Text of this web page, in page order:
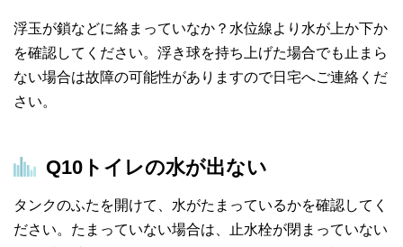
浮玉が鎖などに絡まっていなか？水位線より水が上か下か
を確認してください。浮き球を持ち上げた場合でも止まら
ない場合は故障の可能性がありますので日宅へご連絡くだ
さい。
Q10 トイレの水が出ない
タンクのふたを開けて、水がたまっているかを確認してく
ださい。たまっていない場合は、止水栓が閉まっていない